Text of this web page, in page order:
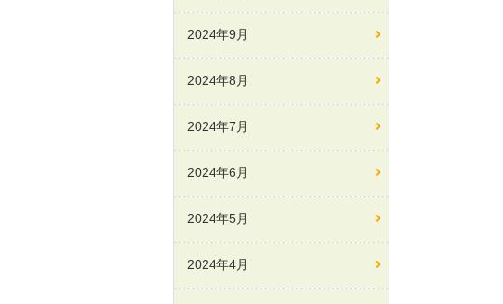
2024年9月
2024年8月
2024年7月
2024年6月
2024年5月
2024年4月